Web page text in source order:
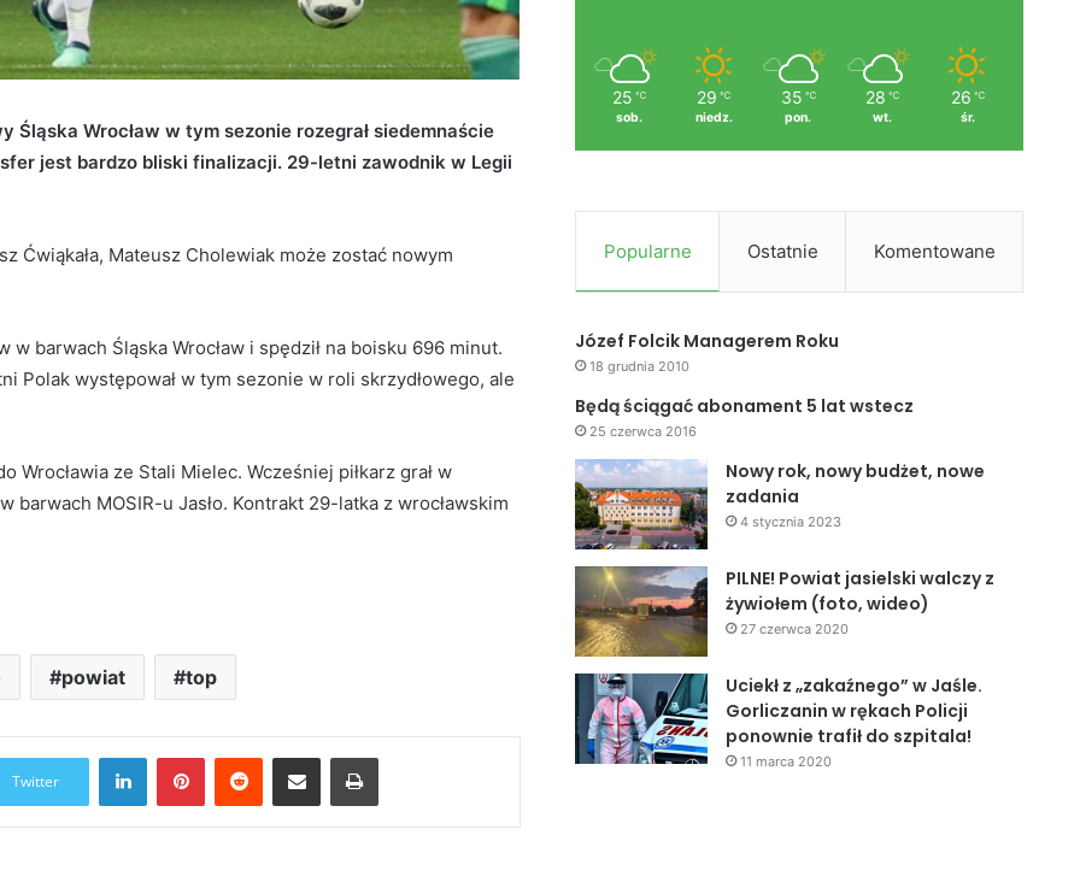
Wrocław w tym sezonie rozegrał siedemnaście
jest bardzo bliski finalizacji. 29-letni zawodnik w Legii
Ćwiąkała, Mateusz Cholewiak może zostać nowym
barwach Śląska Wrocław i spędził na boisku 696 minut.
Polak występował w tym sezonie w roli skrzydłowego, ale
Wrocławia ze Stali Mielec. Wcześniej piłkarz grał w
barwach MOSIR-u Jasło. Kontrakt 29-latka z wrocławskim
powiat top
Twitter
LinkedIn
25 ℃
sob.
29 ℃
niedz.
35 ℃
pon.
28 ℃
wt.
26 ℃
śr.
Popularne Ostatnie Komentowane
Józef Folcik Managerem Roku
18 grudnia 2010
Będą ściągać abonament 5 lat wstecz
25 czerwca 2016
Nowy rok, nowy budżet, nowe
zadania
4 stycznia 2023
PILNE! Powiat jasielski walczy z
żywiołem (foto, wideo)
27 czerwca 2020
Uciekł z „zakaźnego” w Jaśle.
Gorliczanin w rękach Policji
ponownie trafił do szpitala!
11 marca 2020